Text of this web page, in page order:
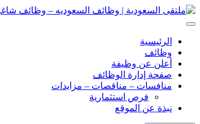
انتقل
إلى
الرئيسية
وظائف
أعلن عن وظيفة
صفحة إدارة الوظائف
منافسات – مناقصات – مزايدات
فرص استثمارية
نبذة عن الموقع